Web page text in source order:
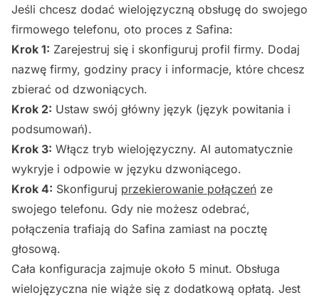
Jeśli chcesz dodać wielojęzyczną obsługę do swojego
firmowego telefonu, oto proces z Safina:
Krok 1: Zarejestruj się i skonfiguruj profil firmy. Dodaj
nazwę firmy, godziny pracy i informacje, które chcesz
zbierać od dzwoniących.
Krok 2: Ustaw swój główny język (język powitania i
podsumowań).
Krok 3: Włącz tryb wielojęzyczny. AI automatycznie
wykryje i odpowie w języku dzwoniącego.
Krok 4: Skonfiguruj przekierowanie połączeń ze
swojego telefonu. Gdy nie możesz odebrać,
połączenia trafiają do Safina zamiast na pocztę
głosową.
Cała konfiguracja zajmuje około 5 minut. Obsługa
wielojęzyczna nie wiąże się z dodatkową opłatą. Jest